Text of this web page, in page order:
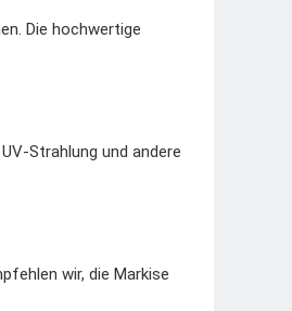
Die hochwertige
Strahlung und andere
wir, die Markise